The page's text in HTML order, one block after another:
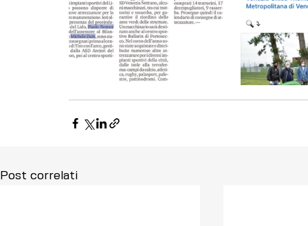
Post correlati